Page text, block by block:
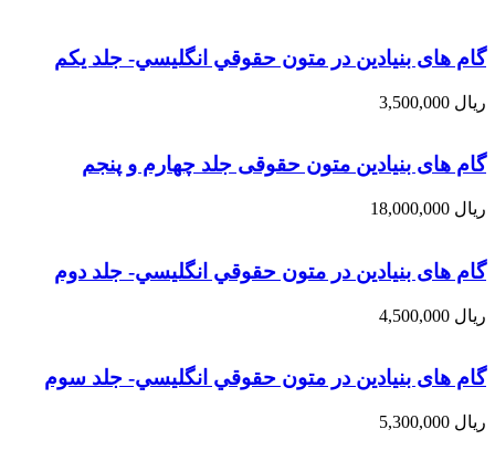
گام های بنیادین در متون حقوقي انگليسي- جلد يكم
ریال
گام های بنیادین متون حقوقی جلد چهارم و پنجم
ریال
گام های بنیادین در متون حقوقي انگليسي- جلد دوم
ریال
گام های بنیادین در متون حقوقي انگليسي- جلد سوم
ریال